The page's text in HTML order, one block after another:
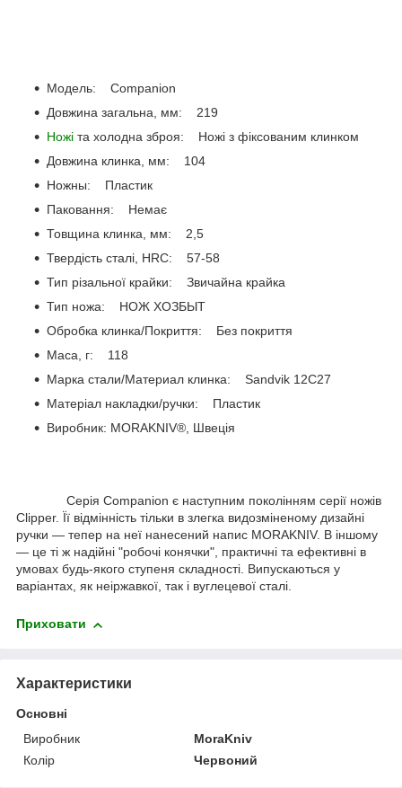
Модель: Companion
Довжина загальна, мм: 219
Ножі та холодна зброя: Ножі з фіксованим клинком
Довжина клинка, мм: 104
Ножны: Пластик
Паковання: Немає
Товщина клинка, мм: 2,5
Твердість сталі, HRC: 57-58
Тип різальної крайки: Звичайна крайка
Тип ножа: НОЖ ХОЗБЫТ
Обробка клинка/Покриття: Без покриття
Маса, г: 118
Марка стали/Материал клинка: Sandvik 12C27
Матеріал накладки/ручки: Пластик
Виробник: MORAKNIV®, Швеція
Серія Companion є наступним поколінням серії ножів
Clipper. Її відмінність тільки в злегка видозміненому дизайні
ручки — тепер на неї нанесений напис MORAKNIV. В іншому
— це ті ж надійні "робочі конячки", практичні та ефективні в
умовах будь-якого ступеня складності. Випускаються у
варіантах, як неіржавкої, так і вуглецевої сталі.
Приховати
Характеристики
Основні
Виробник
MoraKniv
Колір
Червоний